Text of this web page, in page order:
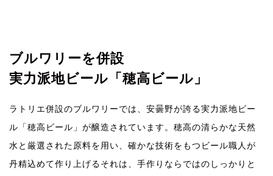
ブルワリーを併設
実力派地ビール「穂高ビール」
ラトリエ併設のブルワリーでは、安曇野が誇る実力派地ビー
ル「穂高ビール」が醸造されています。穂高の清らかな天然
水と厳選された原料を用い、確かな技術をもつビール職人が
丹精込めて作り上げるそれは、手作りならではのしっかりと